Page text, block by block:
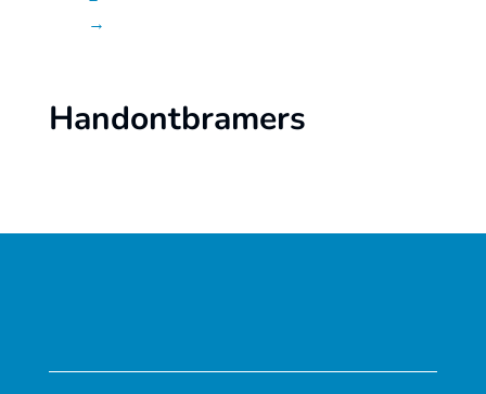
→
Handontbramers